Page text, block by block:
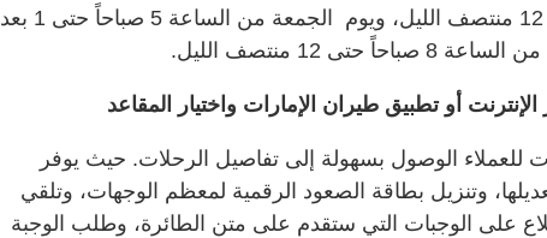
من الساعة 5 صباحاً حتى 12 منتصف الليل، ويوم الجمعة من الساعة 5 صباحاً حتى 1 بعد
12 منتصف الليل.
أو تطبيق طيران الإمارات واختيار المقاعد
للعملاء الوصول بسهولة إلى تفاصيل الرحلات. حيث يوفر
وتنزيل بطاقة الصعود الرقمية لمعظم الوجهات، وتلقي
على الوجبات التي ستقدم على متن الطائرة، وطلب الوجبة